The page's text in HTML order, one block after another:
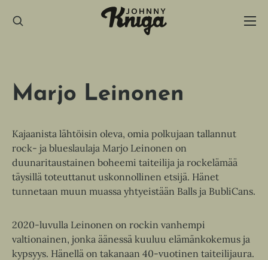
sisältöön
Marjo Leinonen
Kajaanista lähtöisin oleva, omia polkujaan tallannut
rock- ja blueslaulaja Marjo Leinonen on
duunaritaustainen boheemi taiteilija ja rockelämää
täysillä toteuttanut uskonnollinen etsijä. Hänet
tunnetaan muun muassa yhtyeistään Balls ja BubliCans.
2020-luvulla Leinonen on rockin vanhempi
valtionainen, jonka äänessä kuuluu elämänkokemus ja
kypsyys. Hänellä on takanaan 40-vuotinen taiteilijaura.